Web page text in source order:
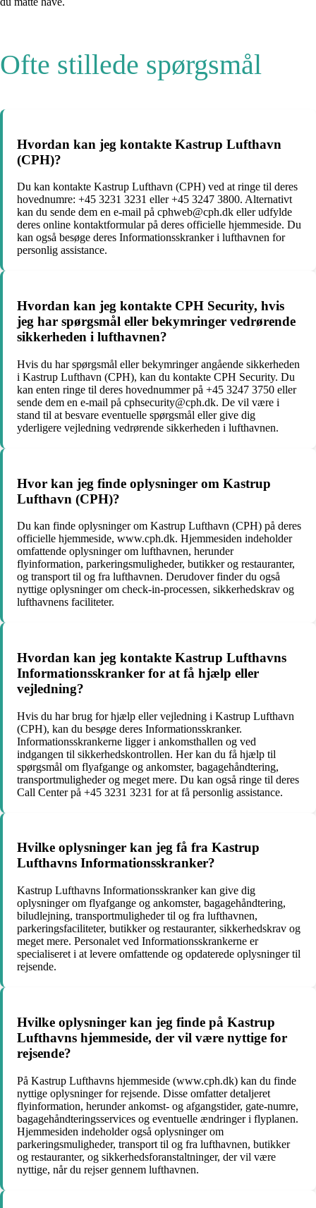
Ofte stillede spørgsmål
Hvordan kan jeg kontakte Kastrup Lufthavn
(CPH)?
Du kan kontakte Kastrup Lufthavn (CPH) ved at ringe til deres
hovednumre: +45 3231 3231 eller +45 3247 3800. Alternativt
kan du sende dem en e-mail på cphweb@cph.dk eller udfylde
deres online kontaktformular på deres officielle hjemmeside. Du
kan også besøge deres Informationsskranker i lufthavnen for
personlig assistance.
Hvordan kan jeg kontakte CPH Security, hvis
jeg har spørgsmål eller bekymringer vedrørende
sikkerheden i lufthavnen?
Hvis du har spørgsmål eller bekymringer angående sikkerheden
i Kastrup Lufthavn (CPH), kan du kontakte CPH Security. Du
kan enten ringe til deres hovednummer på +45 3247 3750 eller
sende dem en e-mail på cphsecurity@cph.dk. De vil være i
stand til at besvare eventuelle spørgsmål eller give dig
yderligere vejledning vedrørende sikkerheden i lufthavnen.
Hvor kan jeg finde oplysninger om Kastrup
Lufthavn (CPH)?
Du kan finde oplysninger om Kastrup Lufthavn (CPH) på deres
officielle hjemmeside, www.cph.dk. Hjemmesiden indeholder
omfattende oplysninger om lufthavnen, herunder
flyinformation, parkeringsmuligheder, butikker og restauranter,
og transport til og fra lufthavnen. Derudover finder du også
nyttige oplysninger om check-in-processen, sikkerhedskrav og
lufthavnens faciliteter.
Hvordan kan jeg kontakte Kastrup Lufthavns
Informationsskranker for at få hjælp eller
vejledning?
Hvis du har brug for hjælp eller vejledning i Kastrup Lufthavn
(CPH), kan du besøge deres Informationsskranker.
Informationsskrankerne ligger i ankomsthallen og ved
indgangen til sikkerhedskontrollen. Her kan du få hjælp til
spørgsmål om flyafgange og ankomster, bagagehåndtering,
transportmuligheder og meget mere. Du kan også ringe til deres
Call Center på +45 3231 3231 for at få personlig assistance.
Hvilke oplysninger kan jeg få fra Kastrup
Lufthavns Informationsskranker?
Kastrup Lufthavns Informationsskranker kan give dig
oplysninger om flyafgange og ankomster, bagagehåndtering,
biludlejning, transportmuligheder til og fra lufthavnen,
parkeringsfaciliteter, butikker og restauranter, sikkerhedskrav og
meget mere. Personalet ved Informationsskrankerne er
specialiseret i at levere omfattende og opdaterede oplysninger til
rejsende.
Hvilke oplysninger kan jeg finde på Kastrup
Lufthavns hjemmeside, der vil være nyttige for
rejsende?
På Kastrup Lufthavns hjemmeside (www.cph.dk) kan du finde
nyttige oplysninger for rejsende. Disse omfatter detaljeret
flyinformation, herunder ankomst- og afgangstider, gate-numre,
bagagehåndteringsservices og eventuelle ændringer i flyplanen.
Hjemmesiden indeholder også oplysninger om
parkeringsmuligheder, transport til og fra lufthavnen, butikker
og restauranter, og sikkerhedsforanstaltninger, der vil være
nyttige, når du rejser gennem lufthavnen.